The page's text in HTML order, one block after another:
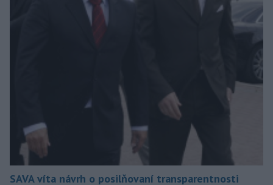
SAVA víta návrh o posilňovaní transparentnosti